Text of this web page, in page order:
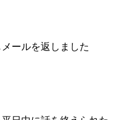
ールを返しました